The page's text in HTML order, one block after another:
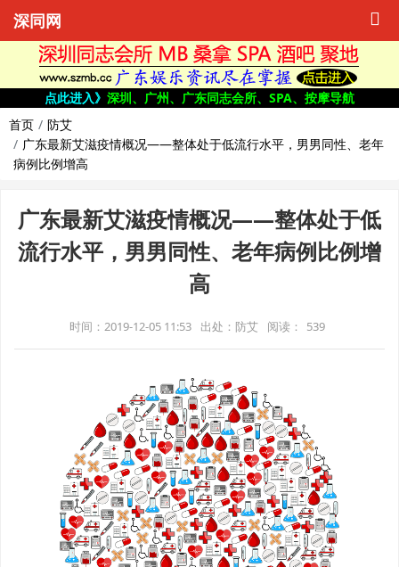
深同网
点此进入》 深圳、广州、广东同志会所、SPA、按摩导航
首页
防艾
广东最新艾滋疫情概况——整体处于低流行水平，男男同性、老年
病例比例增高
广东最新艾滋疫情概况——整体处于低
流行水平，男男同性、老年病例比例增
高
时间：2019-12-05 11:53 出处：防艾 阅读： 539